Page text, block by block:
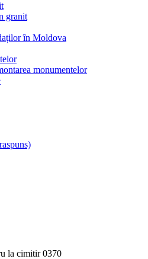
granit
în Moldova
monumentelor
la cimitir 0370